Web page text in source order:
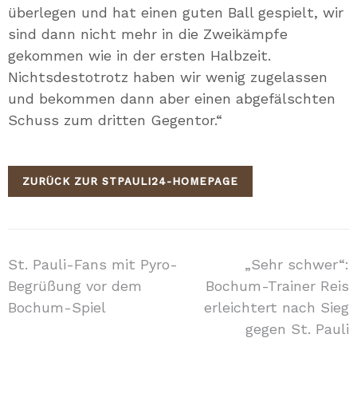
überlegen und hat einen guten Ball gespielt, wir
sind dann nicht mehr in die Zweikämpfe
gekommen wie in der ersten Halbzeit.
Nichtsdestotrotz haben wir wenig zugelassen
und bekommen dann aber einen abgefälschten
Schuss zum dritten Gegentor.“
ZURÜCK ZUR STPAULI24-HOMEPAGE
Beitragsnavigation
St. Pauli-Fans mit Pyro-
Begrüßung vor dem
Bochum-Spiel
„Sehr schwer“:
Bochum-Trainer Reis
erleichtert nach Sieg
gegen St. Pauli